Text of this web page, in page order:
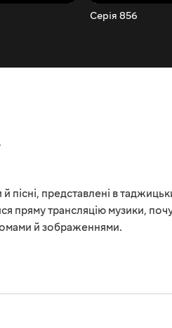
Серія 856
пісні, представлені в
пряму трансляцію музики,
й зображеннями.